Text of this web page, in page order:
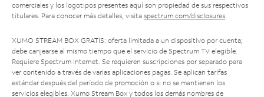
comerciales y los logotipos presentes aquí son propiedad de sus respectivos
titulares. Para conocer más detalles, visita spectrum.com/disclosures.
XUMO STREAM BOX GRATIS: oferta limitada a un dispositivo por cuenta;
debe canjearse al mismo tiempo que el servicio de Spectrum TV elegible.
Requiere Spectrum Internet. Se requieren suscripciones por separado para
ver contenido a través de varias aplicaciones pagas. Se aplican tarifas
estándar después del período de promoción o si no se mantienen los
servicios elegibles. Xumo Stream Box y todos los demás nombres de